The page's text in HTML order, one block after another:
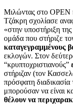
Μιλώντας στο OPEN
Τζάκρη σχολίασε
«στην υποστήριξη
ομάδα που στήριζε
καταγεγραμμένους
εκλογών. Στον
“κρυπτοχριστιανούς”
στήριζαν (τον
πρόσφατη διαδικασία
μπορούσαν να είναι
θέλουν να